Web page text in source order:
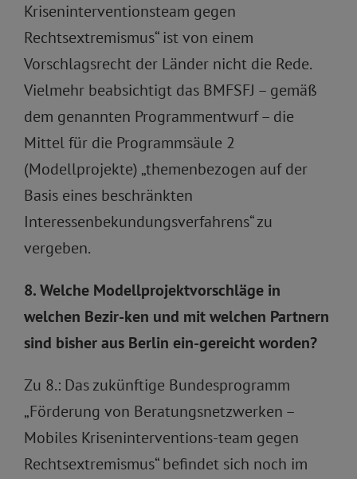
Kriseninterventionsteam gegen
Rechtsextremismus“ ist von einem
Vorschlagsrecht der Länder nicht die Rede.
Vielmehr beabsichtigt das BMFSFJ – gemäß
dem genannten Programmentwurf – die
Mittel für die Programmsäule 2
(Modellprojekte) „themenbezogen auf der
Basis eines beschränkten
Interessenbekundungsverfahrens“ zu
vergeben.
8. Welche Modellprojektvorschläge in
welchen Bezir-ken und mit welchen Partnern
sind bisher aus Berlin ein-gereicht worden?
Zu 8.: Das zukünftige Bundesprogramm
„Förderung von Beratungsnetzwerken –
Mobiles Kriseninterventions-team gegen
Rechtsextremismus“ befindet sich noch im